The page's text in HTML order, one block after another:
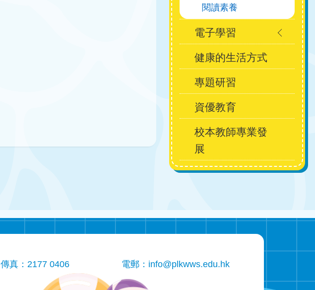
閱讀素養
電子學習
健康的生活方式
專題研習
資優教育
校本教師專業發
展
傳真：2177 0406 電郵： info@plkwws.edu.hk